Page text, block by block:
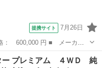
提携サイト 7月26日
■ グレード名： ２．０
Ｃ ターボ バックカメ
ー プレミアム ４ＷＤ 純